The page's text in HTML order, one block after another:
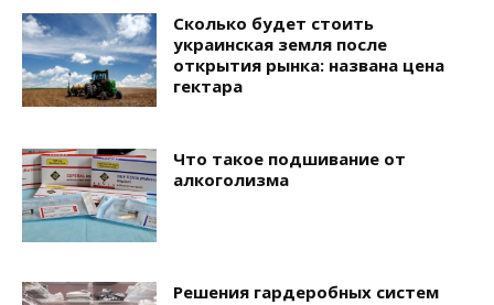
Сколько будет стоить
украинская земля после
открытия рынка: названа цена
гектара
Что такое подшивание от
алкоголизма
Решения гардеробных систем